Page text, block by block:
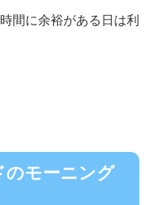
間に余裕がある日は利
のモーニング